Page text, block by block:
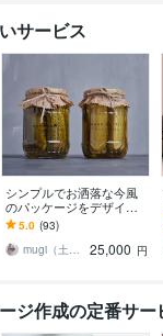
サービス
シンプルでお洒落な今風
のパッケージをデザイン
します パケ買い・インス
タ映えをモットーに大人
可愛くミニマルに
5.0 (93)
mugi（土日祝お休みです）
25,000 円
ジ作成の定番サー